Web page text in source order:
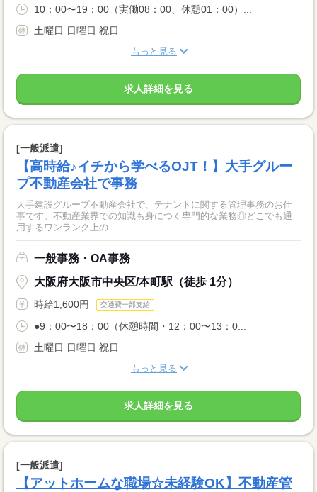
10：00〜19：00（実働08：00、休憩01：00）...
土曜日 日曜日 祝日
もっと見る
求人詳細を見る
[一般派遣]
【高時給♪イチから学べるOJT！】大手グルー
プ不動産会社で事務
大手建設グループ不動産会社で、テナントに関する管理事務のお仕
事です。不動産業界での知識も身につく専門的な業務◎どこでも通
用するワンランク上の...
一般事務・OA事務
大阪府大阪市中央区/本町駅（徒歩 1分）
時給1,600円 交通費一部支給
●9：00〜18：00（休憩時間・12：00〜13：0...
土曜日 日曜日 祝日
もっと見る
求人詳細を見る
[一般派遣]
【アットホームな職場☆未経験OK】不動産管